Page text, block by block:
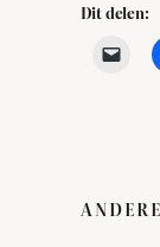
Dit delen: